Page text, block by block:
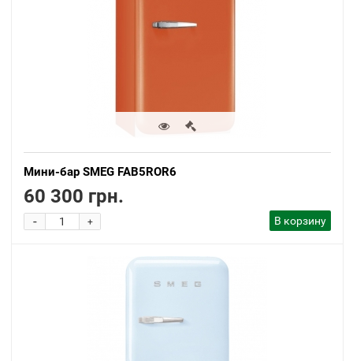
Мини-бар SMEG FAB5ROR6
60 300 грн.
+
- В корзину